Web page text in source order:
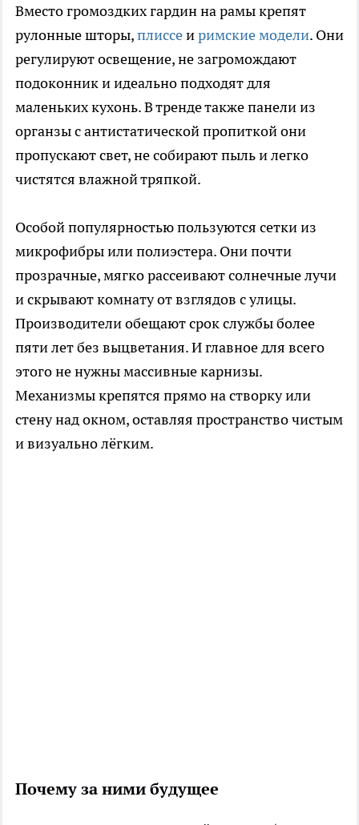
Вместо громоздких гардин на рамы крепят
рулонные шторы,плиссеиримские модели. Они
регулируют освещение, не загромождают
подоконник и идеально подходят для
маленьких кухонь. В тренде также панели из
органзы с антистатической пропиткой они
пропускают свет, не собирают пыль и легко
чистятся влажной тряпкой.
Особой популярностью пользуются сетки из
микрофибры или полиэстера. Они почти
прозрачные, мягко рассеивают солнечные лучи
и скрывают комнату от взглядов с улицы.
Производители обещают срок службы более
пяти лет без выцветания. И главное для всего
этого не нужны массивные карнизы.
Механизмы крепятся прямо на створку или
стену над окном, оставляя пространство чистым
и визуально лёгким.
Почему за ними будущее